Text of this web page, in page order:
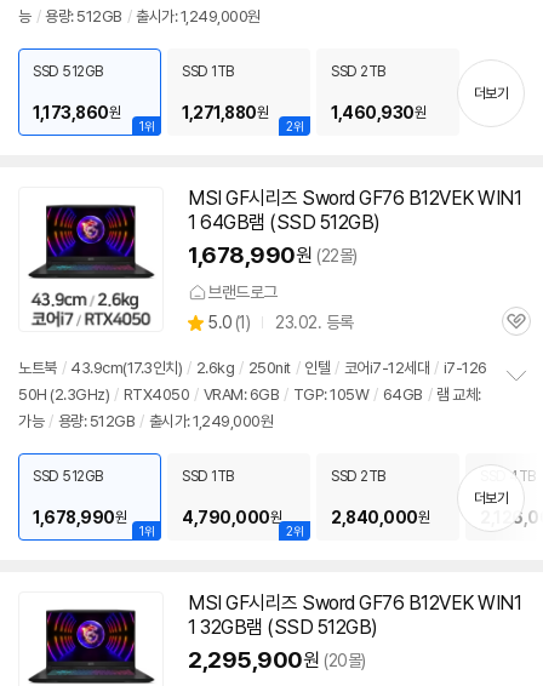
능 / 용량: 512GB / 출시가: 1,249,000원
기
1위
SSD 512GB
1,173,860원
2위
SSD 1TB
1,271,880원
SSD 2TB
1,460,930원
더보기
MSI GF시리즈 Sword GF76 B12VEK WIN1
1 64GB램 (SSD 512GB)
1,678,990원 (22몰)
브랜드로그
별
점
5.0 (상
리
뷰
1) 23.02. 등록
관
노트북 / 43.9cm(17.3인치) / 2.6kg / 250nit / 인텔 / 코어i7-12세대 / i7-126
50H (2.3GHz) / RTX4050 / VRAM: 6GB / TGP: 105W / 64GB / 램 교체:
가능 / 용량: 512GB / 출시가: 1,249,000원
치
기
1위
SSD 512GB
1,678,990원
2위
SSD 1TB
4,790,000원
SSD 2TB
2,840,000원
SSD 4TB
더보기
MSI GF시리즈 Sword GF76 B12VEK WIN1
1 32GB램 (SSD 512GB)
2,295,900원 (20몰)